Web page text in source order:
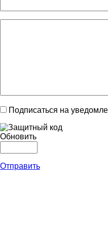
Подписаться на
Обновить
Отправить